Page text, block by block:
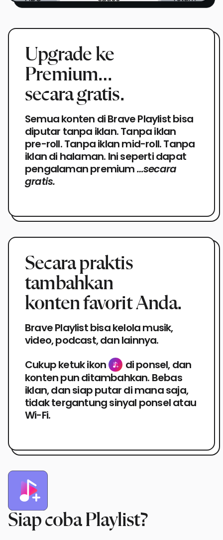
Upgrade ke
Premium…
secara gratis.
Semua konten di Brave Playlist bisa
diputar tanpa iklan. Tanpa iklan
pre-roll. Tanpa iklan mid-roll. Tanpa
iklan di halaman. Ini seperti dapat
pengalaman premium…secara
gratis.
Secara praktis
tambahkan
konten favorit Anda.
Brave Playlist bisa kelola musik,
video, podcast, dan lainnya.
Cukup ketuk ikon
di ponsel, dan
konten pun ditambahkan. Bebas
iklan, dan siap putar di mana saja,
tidak tergantung sinyal ponsel atau
Wi-Fi.
Siap coba Playlist?